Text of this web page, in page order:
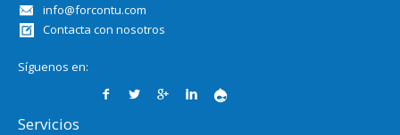
info@forcontu.com
Contacta con nosotros
Síguenos en:
Servicios